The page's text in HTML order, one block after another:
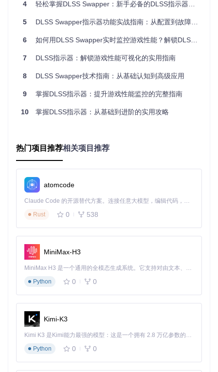
适用场景：不需要状态显示时，可减少系统资源占用
调试模式：
注册表值：1
息
适用场景：开发者调试或高级用户需要详细技术信息时
全局模式
作用机制：覆盖所有DLSS版本强制显示，采用独立的轻
游戏中显示状态
要成功启用DLSS指示器，系统需满足以下条件：
NVIDIA显卡驱动版本不低于456.71
游戏本身支持DLSS技术且已正确配置
DLSS Swapper应用程序版本不低于1.0.0
场景应用：如何快速配置DLSS指示器
基础配置步骤
启动DLSS Swapper应用程序
确保以管理员权限运行，以保证注册表修改权限
定位DLSS指示器设置
4 轻松掌握DLSS Swapper：新手必备的DLSS指示器设置与优化指南
5 DLSS Swapper指示器功能实战指南：从配置到故障排除
6 如何用DLSS Swapper实时监控游戏性能？解锁DLSS指示器的完整指南
7 DLSS指示器：解锁游戏性能可视化的实用指南
8 DLSS Swapper技术指南：从基础认知到高级应用
9 掌握DLSS指示器：提升游戏性能监控的完整指南
10 掌握DLSS指示器：从基础到进阶的实用攻略
热门项目推荐相关项目推荐
atomcode
Claude Code 的开源替代方案。连接任意大模型，编辑代码，运行命令，自动验证 — 全自动执行。用 Rust 构建，极致性能。 ｜ An open-source alternative to Claude Code. Connect any LLM, edit code, run commands, and verify changes — autonomously. Built in Rust for speed. Get Started
Rust
0 538
MiniMax-H3
MiniMax H3 是一个通用的全模态生成系统。它支持对由文本、图像、视频和音频组成的多模态上下文进行统一理解，并能生成分辨率高达 2K、时长可达 15 秒的带原生立体声音频的视频。得益于面向任务泛化的系统设计，H3 在预训练阶段就已具备广泛的多模态上下文理解与生成能力，能够出色地执行复杂的多模态指令。
Python
0 0
Kimi-K3
Kimi K3 是Kimi能力最强的模型：这是一个拥有 2.8 万亿参数的混合专家（MoE）模型，具备原生视觉理解能力，并支持 100 万 token 的上下文窗口。
Python
0 0